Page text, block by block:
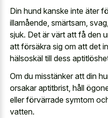
Din hund kanske inte äter
illamående, smärtsam,
sjuk. Det är värt att få den
att försäkra sig om att det
hälsoskäl till dess
Om du misstänker att din
orsakar aptitbrist, håll
eller förvärrade symtom
vatten.